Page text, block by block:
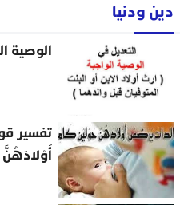
دين ودنيا
الوصية
تفسير